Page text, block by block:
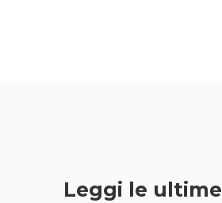
Leggi le ultime